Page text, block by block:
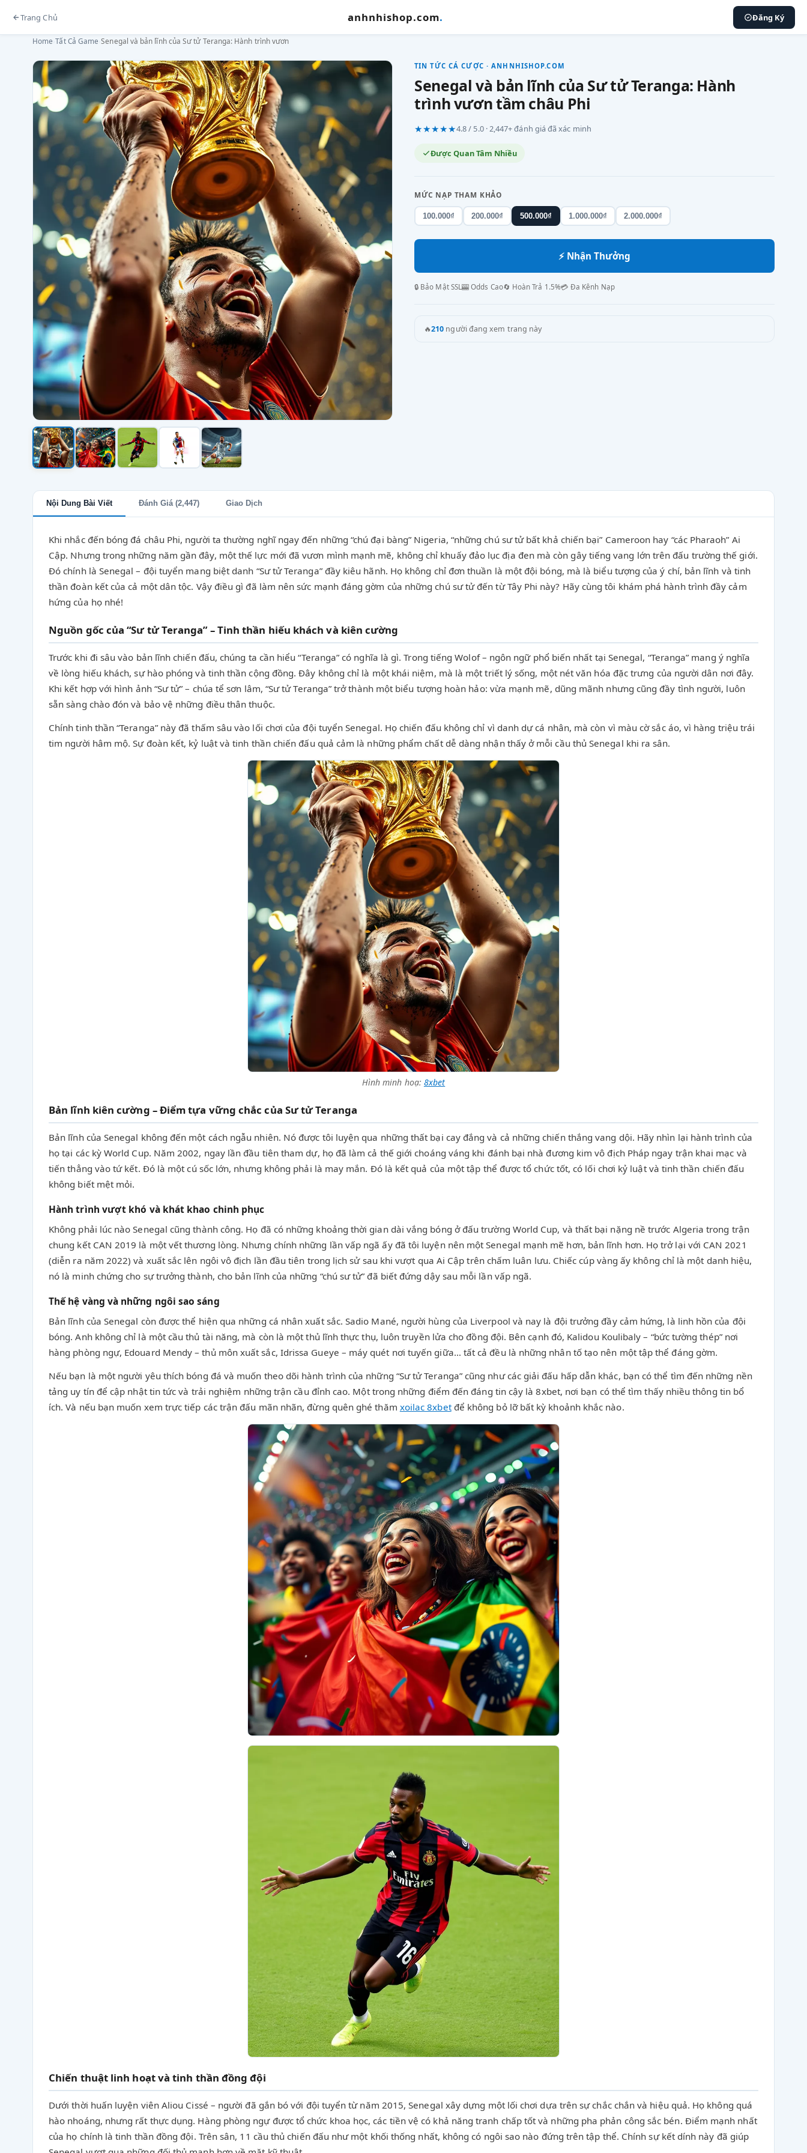
Trang Chủ anhnhishop.com. Đăng Ký
Home ›Tất Cả Game ›Senegal và bản lĩnh của Sư tử Teranga: Hành trình vươn
TIN TỨC CÁ CƯỢC · ANHNHISHOP.COM
Senegal và bản lĩnh của Sư tử Teranga: Hành
trình vươn tầm châu Phi
★★★★★4.8 / 5.0 · 2,447+ đánh giá đã xác minh
Được Quan Tâm Nhiều
MỨC NẠP THAM KHẢO
100.000₫ 200.000₫ 500.000₫ 1.000.000₫ 2.000.000₫
⚡ Nhận Thưởng
🔒 Bảo Mật SSL🎰 Odds Cao🔄 Hoàn Trả 1.5%💳 Đa Kênh Nạp
🔥210 người đang xem trang này
Nội Dung Bài Viết Đánh Giá (2,447) Giao Dịch
Khi nhắc đến bóng đá châu Phi, người ta thường nghĩ ngay đến những “chú đại bàng” Nigeria, “những chú sư tử bất khả chiến bại” Cameroon hay “các Pharaoh” Ai
Cập. Nhưng trong những năm gần đây, một thế lực mới đã vươn mình mạnh mẽ, không chỉ khuấy đảo lục địa đen mà còn gây tiếng vang lớn trên đấu trường thế giới.
Đó chính là Senegal – đội tuyển mang biệt danh “Sư tử Teranga” đầy kiêu hãnh. Họ không chỉ đơn thuần là một đội bóng, mà là biểu tượng của ý chí, bản lĩnh và tinh
thần đoàn kết của cả một dân tộc. Vậy điều gì đã làm nên sức mạnh đáng gờm của những chú sư tử đến từ Tây Phi này? Hãy cùng tôi khám phá hành trình đầy cảm
hứng của họ nhé!
Nguồn gốc của “Sư tử Teranga” – Tinh thần hiếu khách và kiên cường
Trước khi đi sâu vào bản lĩnh chiến đấu, chúng ta cần hiểu “Teranga” có nghĩa là gì. Trong tiếng Wolof – ngôn ngữ phổ biến nhất tại Senegal, “Teranga” mang ý nghĩa
về lòng hiếu khách, sự hào phóng và tinh thần cộng đồng. Đây không chỉ là một khái niệm, mà là một triết lý sống, một nét văn hóa đặc trưng của người dân nơi đây.
Khi kết hợp với hình ảnh “Sư tử” – chúa tể sơn lâm, “Sư tử Teranga” trở thành một biểu tượng hoàn hảo: vừa mạnh mẽ, dũng mãnh nhưng cũng đầy tình người, luôn
sẵn sàng chào đón và bảo vệ những điều thân thuộc.
Chính tinh thần “Teranga” này đã thấm sâu vào lối chơi của đội tuyển Senegal. Họ chiến đấu không chỉ vì danh dự cá nhân, mà còn vì màu cờ sắc áo, vì hàng triệu trái
tim người hâm mộ. Sự đoàn kết, kỷ luật và tinh thần chiến đấu quả cảm là những phẩm chất dễ dàng nhận thấy ở mỗi cầu thủ Senegal khi ra sân.
Hình minh hoạ: 8xbet
Bản lĩnh kiên cường – Điểm tựa vững chắc của Sư tử Teranga
Bản lĩnh của Senegal không đến một cách ngẫu nhiên. Nó được tôi luyện qua những thất bại cay đắng và cả những chiến thắng vang dội. Hãy nhìn lại hành trình của
họ tại các kỳ World Cup. Năm 2002, ngay lần đầu tiên tham dự, họ đã làm cả thế giới choáng váng khi đánh bại nhà đương kim vô địch Pháp ngay trận khai mạc và
tiến thẳng vào tứ kết. Đó là một cú sốc lớn, nhưng không phải là may mắn. Đó là kết quả của một tập thể được tổ chức tốt, có lối chơi kỷ luật và tinh thần chiến đấu
không biết mệt mỏi.
Hành trình vượt khó và khát khao chinh phục
Không phải lúc nào Senegal cũng thành công. Họ đã có những khoảng thời gian dài vắng bóng ở đấu trường World Cup, và thất bại nặng nề trước Algeria trong trận
chung kết CAN 2019 là một vết thương lòng. Nhưng chính những lần vấp ngã ấy đã tôi luyện nên một Senegal mạnh mẽ hơn, bản lĩnh hơn. Họ trở lại với CAN 2021
(diễn ra năm 2022) và xuất sắc lên ngôi vô địch lần đầu tiên trong lịch sử sau khi vượt qua Ai Cập trên chấm luân lưu. Chiếc cúp vàng ấy không chỉ là một danh hiệu,
nó là minh chứng cho sự trưởng thành, cho bản lĩnh của những “chú sư tử” đã biết đứng dậy sau mỗi lần vấp ngã.
Thế hệ vàng và những ngôi sao sáng
Bản lĩnh của Senegal còn được thể hiện qua những cá nhân xuất sắc. Sadio Mané, người hùng của Liverpool và nay là đội trưởng đầy cảm hứng, là linh hồn của đội
bóng. Anh không chỉ là một cầu thủ tài năng, mà còn là một thủ lĩnh thực thụ, luôn truyền lửa cho đồng đội. Bên cạnh đó, Kalidou Koulibaly – “bức tường thép” nơi
hàng phòng ngự, Edouard Mendy – thủ môn xuất sắc, Idrissa Gueye – máy quét nơi tuyến giữa… tất cả đều là những nhân tố tạo nên một tập thể đáng gờm.
Nếu bạn là một người yêu thích bóng đá và muốn theo dõi hành trình của những “Sư tử Teranga” cũng như các giải đấu hấp dẫn khác, bạn có thể tìm đến những nền
tảng uy tín để cập nhật tin tức và trải nghiệm những trận cầu đỉnh cao. Một trong những điểm đến đáng tin cậy là 8xbet, nơi bạn có thể tìm thấy nhiều thông tin bổ
ích. Và nếu bạn muốn xem trực tiếp các trận đấu mãn nhãn, đừng quên ghé thăm xoilac 8xbetđể không bỏ lỡ bất kỳ khoảnh khắc nào.
Chiến thuật linh hoạt và tinh thần đồng đội
Dưới thời huấn luyện viên Aliou Cissé – người đã gắn bó với đội tuyển từ năm 2015, Senegal xây dựng một lối chơi dựa trên sự chắc chắn và hiệu quả. Họ không quá
hào nhoáng, nhưng rất thực dụng. Hàng phòng ngự được tổ chức khoa học, các tiền vệ có khả năng tranh chấp tốt và những pha phản công sắc bén. Điểm mạnh nhất
của họ chính là tinh thần đồng đội. Trên sân, 11 cầu thủ chiến đấu như một khối thống nhất, không có ngôi sao nào đứng trên tập thể. Chính sự kết dính này đã giúp